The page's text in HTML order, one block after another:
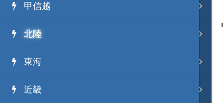
城 地域分類
合戦 地域分類
事変 地域分類
甲信越
北陸
東海
近畿逸話 分類一覧